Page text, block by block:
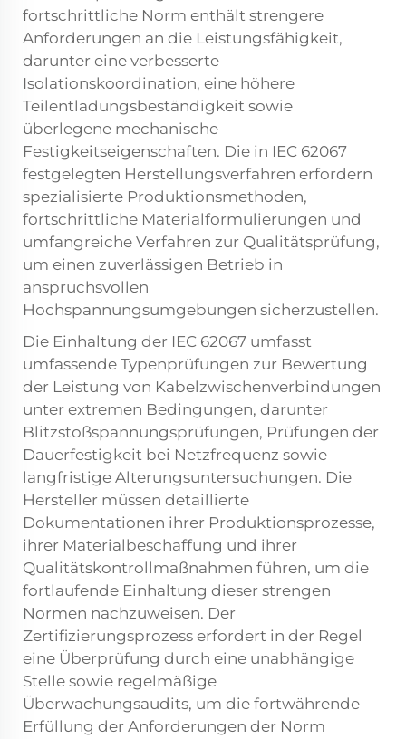
fortschrittliche Norm enthält strengere
Anforderungen an die Leistungsfähigkeit,
darunter eine verbesserte
Isolationskoordination, eine höhere
Teilentladungsbeständigkeit sowie
überlegene mechanische
Festigkeitseigenschaften. Die in IEC 62067
festgelegten Herstellungsverfahren erfordern
spezialisierte Produktionsmethoden,
fortschrittliche Materialformulierungen und
umfangreiche Verfahren zur Qualitätsprüfung,
um einen zuverlässigen Betrieb in
anspruchsvollen
Hochspannungsumgebungen sicherzustellen.
Die Einhaltung der IEC 62067 umfasst
umfassende Typenprüfungen zur Bewertung
der Leistung von Kabelzwischenverbindungen
unter extremen Bedingungen, darunter
Blitzstoßspannungsprüfungen, Prüfungen der
Dauerfestigkeit bei Netzfrequenz sowie
langfristige Alterungsuntersuchungen. Die
Hersteller müssen detaillierte
Dokumentationen ihrer Produktionsprozesse,
ihrer Materialbeschaffung und ihrer
Qualitätskontrollmaßnahmen führen, um die
fortlaufende Einhaltung dieser strengen
Normen nachzuweisen. Der
Zertifizierungsprozess erfordert in der Regel
eine Überprüfung durch eine unabhängige
Stelle sowie regelmäßige
Überwachungsaudits, um die fortwährende
Erfüllung der Anforderungen der Norm